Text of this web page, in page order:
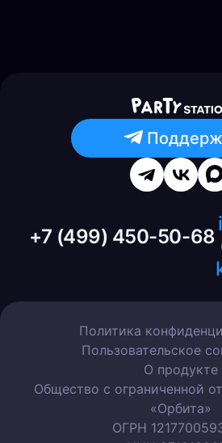
+7 (499) 450-50-68
Общество с ограниченной
«Орбита»
ОГРН
О продукте
Пользовательское
Политика